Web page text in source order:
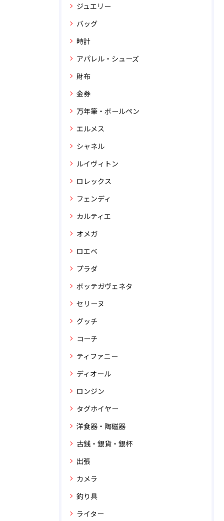
ジュエリー
バッグ
時計
アパレル・シューズ
財布
金券
万年筆・ボールペン
エルメス
シャネル
ルイヴィトン
ロレックス
フェンディ
カルティエ
オメガ
ロエベ
プラダ
ボッテガヴェネタ
セリーヌ
グッチ
コーチ
ティファニー
ディオール
ロンジン
タグホイヤー
洋食器・陶磁器
古銭・銀貨・銀杯
出張
カメラ
釣り具
ライター